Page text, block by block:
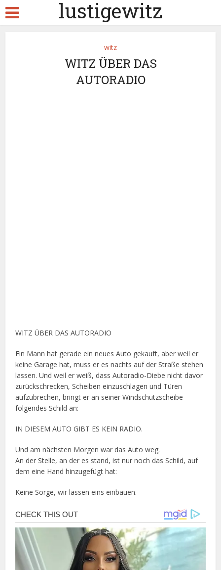
lustigewitz
witz
WITZ ÜBER DAS
AUTORADIO
WITZ ÜBER DAS AUTORADIO
Ein Mann hat gerade ein neues Auto gekauft, aber weil er
keine Garage hat, muss er es nachts auf der Straße stehen
lassen. Und weil er weiß, dass Autoradio-Diebe nicht davor
zurückschrecken, Scheiben einzuschlagen und Türen
aufzubrechen, bringt er an seiner Windschutzscheibe
folgendes Schild an:
IN DIESEM AUTO GIBT ES KEIN RADIO.
Und am nächsten Morgen war das Auto weg.
An der Stelle, an der es stand, ist nur noch das Schild, auf
dem eine Hand hinzugefügt hat:
Keine Sorge, wir lassen eins einbauen.